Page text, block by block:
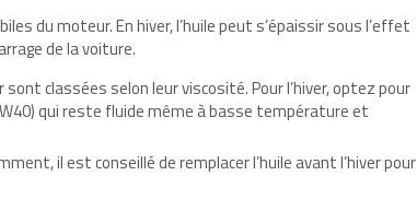
du moteur. En hiver, l’huile peut s’épaissir sous l’effet
de la voiture.
classées selon leur viscosité. Pour l’hiver, optez pour
qui reste fluide même à basse température et
il est conseillé de remplacer l’huile avant l’hiver pour